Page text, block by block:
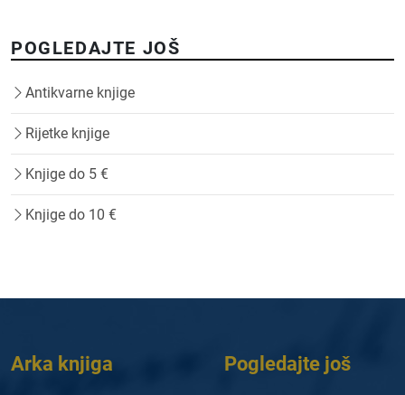
POGLEDAJTE JOŠ
Antikvarne knjige
Rijetke knjige
Knjige do 5 €
Knjige do 10 €
Arka knjiga Pogledajte još